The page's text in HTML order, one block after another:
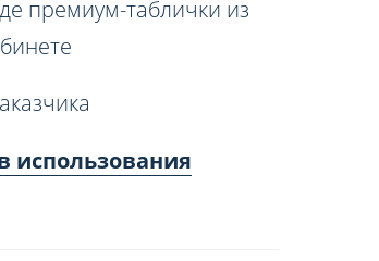
премиум-таблички из
использования